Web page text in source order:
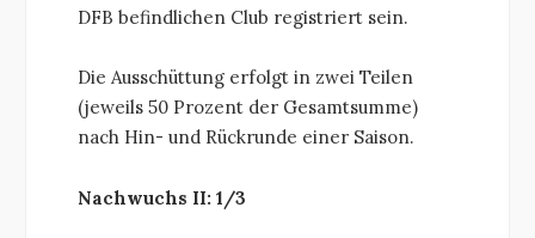
DFB befindlichen Club registriert sein.
Die Ausschüttung erfolgt in zwei Teilen
(jeweils 50 Prozent der Gesamtsumme)
nach Hin- und Rückrunde einer Saison.
Nachwuchs II: 1/3